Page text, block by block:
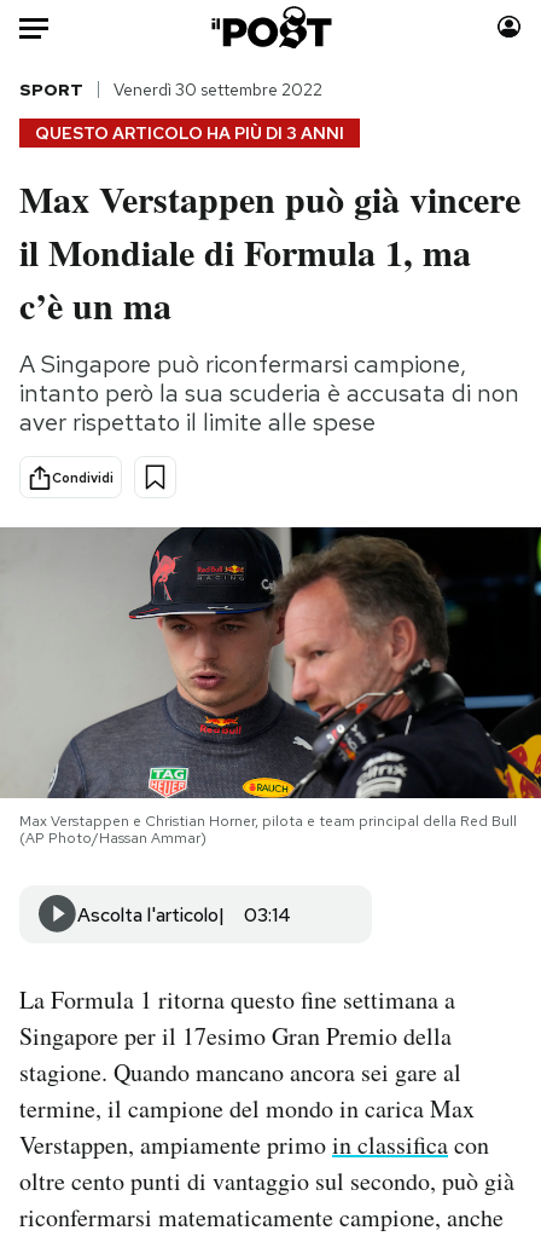
Auto
HOME
Italia
Politica
Tecnologia
Scienza
Cultura
Sport
Moda
Consumismi
Media
NEWSLETTER
I MIEI PREFERITI
SHOP
CALENDARIO
AREA PERSONALE
Area Personale
Newsletter
Notifiche mobile
Hai bisogno di aiuto?
Esci
QUESTO ARTICOLO HA PIÙ DI 3 ANNI
SPORT Venerdì 30 settembre 2022
Max Verstappen può già vincere
il Mondiale di Formula 1, ma
c’è un ma
A Singapore può riconfermarsi campione,
intanto però la sua scuderia è accusata di non
aver rispettato il limite alle spese
Condividi
Max Verstappen e Christian Horner, pilota e team principal della Red Bull
(AP Photo/Hassan Ammar)
Ascolta l'articolo 03:14
La Formula 1 ritorna questo fine settimana a
Singapore per il 17esimo Gran Premio della
stagione. Quando mancano ancora sei gare al
termine, il campione del mondo in carica Max
Verstappen, ampiamente primoin classificacon
oltre cento punti di vantaggio sul secondo, può già
riconfermarsi matematicamente campione, anche